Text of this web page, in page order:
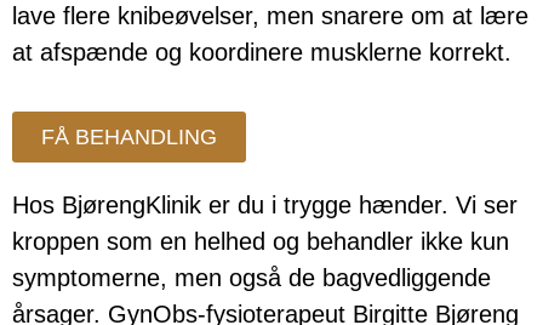
lave flere knibeøvelser, men snarere om at lære
at afspænde og koordinere musklerne korrekt.
FÅ BEHANDLING
Hos BjørengKlinik er du i trygge hænder. Vi ser
kroppen som en helhed og behandler ikke kun
symptomerne, men også de bagvedliggende
årsager. GynObs-fysioterapeut Birgitte Bjøreng